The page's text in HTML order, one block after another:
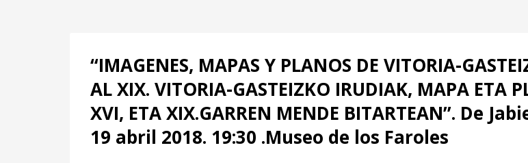
“IMAGENES, MAPAS Y PLANOS DE VITORIA-
AL XIX. VITORIA-GASTEIZKO IRUDIAK, MAPA ETA
XVI, ETA XIX.GARREN MENDE BITARTEAN”. De
19 abril 2018. 19:30 .Museo de los Faroles